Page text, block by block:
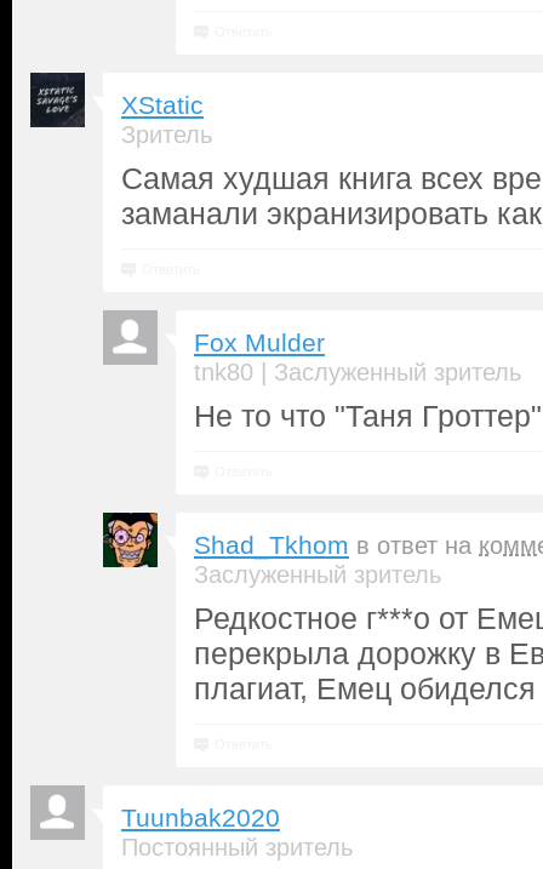
XStatic
Зритель
Самая худшая книга всех
заманали экранизировать
Fox Mulder
tnk80 | Заслуженный зритель
Не то что "Таня Гроттер"
Shad_Tkhom в ответ на
Заслуженный зритель
Редкостное г***о от
перекрыла дорожку в
плагиат, Емец
Tuunbak2020
Постоянный зритель